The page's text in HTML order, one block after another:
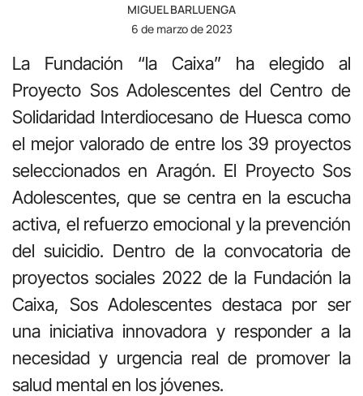
MIGUEL BARLUENGA
6 de marzo de 2023
La Fundación “la Caixa” ha elegido al
Proyecto Sos Adolescentes del Centro de
Solidaridad Interdiocesano de Huesca como
el mejor valorado de entre los 39 proyectos
seleccionados en Aragón. El Proyecto Sos
Adolescentes, que se centra en la escucha
activa, el refuerzo emocional y la prevención
del suicidio. Dentro de la convocatoria de
proyectos sociales 2022 de la Fundación la
Caixa, Sos Adolescentes destaca por ser
una iniciativa innovadora y responder a la
necesidad y urgencia real de promover la
salud mental en los jóvenes.